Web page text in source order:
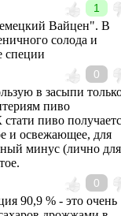
1
Вайцен". В
солода и
специи
0
в засыпи
пиво
пиво
и освежающее, для
минус (лично для
0
90,9 % - это очень